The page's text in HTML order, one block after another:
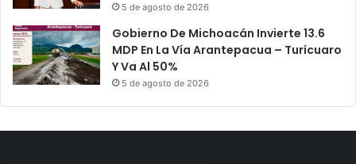
5 de agosto de 2026
Gobierno De Michoacán Invierte 13.6
MDP En La Vía Arantepacua – Turícuaro
Y Va Al 50%
5 de agosto de 2026